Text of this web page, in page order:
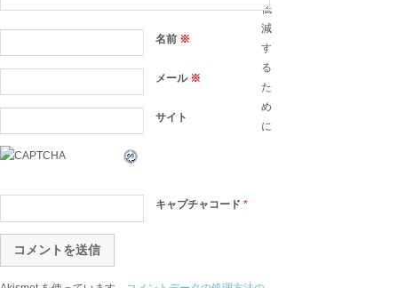
名前 ※
メール ※
サイト
キャプチャコード *
低
減
す
る
た
め
に